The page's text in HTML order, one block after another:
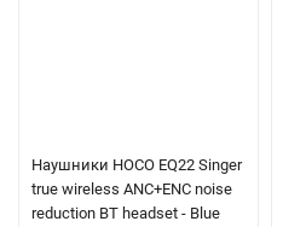
Наушники HOCO EQ22 Singer
true wireless ANC+ENC noise
reduction BT headset - Blue